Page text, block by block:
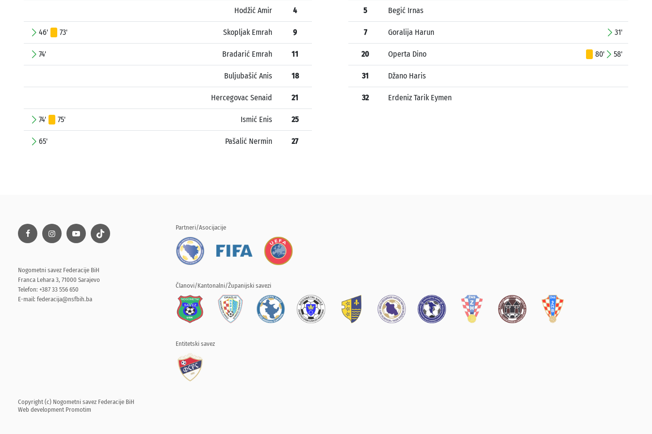
Hodžić Amir 4
46' 73' Skopljak Emrah 9
74' Bradarić Emrah 11
Buljubašić Anis 18
Hercegovac Senaid 21
74' 75' Ismić Enis 25
65' Pašalić Nermin 27
5 Begić Irnas
7 Goralija Harun 31'
20 Operta Dino 80' 58'
31 Džano Haris
32 Erdeniz Tarik Eymen
Nogometni savez Federacije BiH
Franca Lehara 3, 71000 Sarajevo
Telefon: +387 33 556 650
E-mail: federacija@nsfbih.ba
Partneri/Asocijacije
Članovi/Kantonalni/Županijski savezi
Entitetski savez
Copyright (c) Nogometni savez Federacije BiH
Web development Promotim